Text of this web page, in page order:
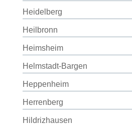
Heidelberg
Heilbronn
Heimsheim
Helmstadt-Bargen
Heppenheim
Herrenberg
Hildrizhausen